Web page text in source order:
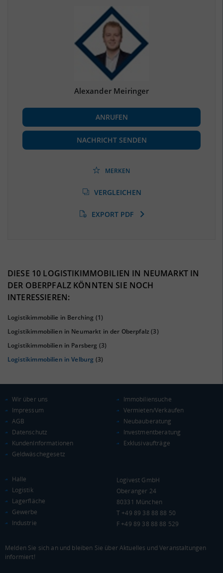
(Landkreis / Kreisfreie Stadt)
BESCHÄFTIGUNG
Beschäftigte
(Landkreis / Kreisfreie Stadt)
59.019
(Landkreis / Kreisfreie Stadt)
(Stand: 01/2020)
43%
KAUFKRAFT(STAND: 2018)
Euro pro Kopf
(Landkreis / Kreisfreie Stadt)
Kaufkraftindex
(Landkreis / Kreisfreie Stadt)
KAUFKRAFT - EURO PRO KOPF
Landkreis / Kreisfreie Stadt
Bundesland
Deutschland
WIRTSCHAFTSKRAFT
Alexander Meiringer
ANRUFEN
NACHRICHT SENDEN
MERKEN
VERGLEICHEN
EXPORT PDF
DIESE 10 LOGISTIKIMMOBILIEN IN NEUMARKT IN
DER OBERPFALZ KÖNNTEN SIE NOCH
INTERESSIEREN:
Logistikimmobilie in Berching (1)
Logistikimmobilien in Neumarkt in der Oberpfalz(3)
Logistikimmobilien in Parsberg (3)
Logistikimmobilien in Velburg (3)
Wir über uns
Impressum
AGB
Datenschutz
KundenInformationen
Geldwäschegesetz
Immobiliensuche
Vermieten/Verkaufen
Neubauberatung
Investmentberatung
Exklusivaufträge
Halle
Logistik
Lagerfläche
Gewerbe
Industrie
Logivest GmbH
Oberanger 24
80331 München
T +49 89 38 88 88 50
F +49 89 38 88 88 529
Melden Sie sich an und bleiben Sie über Aktuelles und Veranstaltungen
informiert!